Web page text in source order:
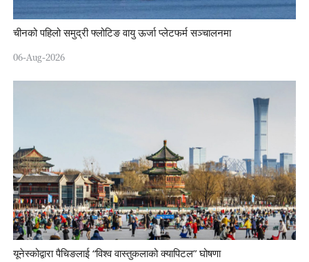
चीनको पहिलो समुद्री फ्लोटिङ वायु ऊर्जा प्लेटफर्म सञ्चालनमा
06-Aug-2026
यूनेस्कोद्वारा पैचिङलाई “विश्व वास्तुकलाको क्यापिटल” घोषणा